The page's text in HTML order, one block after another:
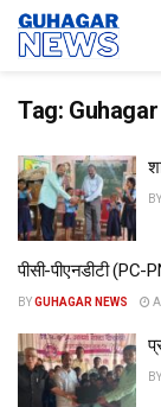
Tag:
BY
पीसी-पीएनडीटी (PC-
BYGUHAGAR NEWS
BY